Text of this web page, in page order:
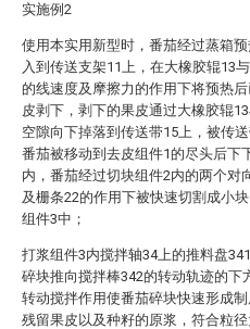
实施例2
使用本实用新型时，番茄经过蒸箱
入到传送支架11上，在大橡胶辊13
的线速度及摩擦力的作用下将预热
皮剥下，剥下的果皮通过大橡胶辊
空隙向下掉落到传送带15上，被传
番茄被移动到去皮组件1的尽头后下
内，番茄经过切块组件2内的两个对
及栅条22的作用下被快速切割成小
组件3中；
打浆组件3内搅拌轴34上的推料盘
碎块推向搅拌棒342的转动轨迹的下
转动搅拌作用使番茄碎块快速形成制
残留果皮以及种籽的原浆，符合粒